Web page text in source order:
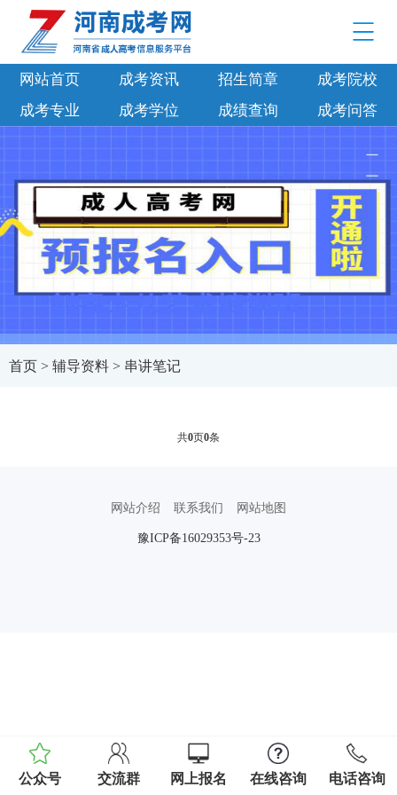
网站首页 成考资讯 招生简章
成考院校
成考专业
成考学位 成绩查询 成考问答
首页> 辅导资料> 串讲笔记
共0页0条
网站介绍 联系我们 网站地图
豫ICP备16029353号-23
公众号 交流群 网上报名 在线咨询 电话咨询